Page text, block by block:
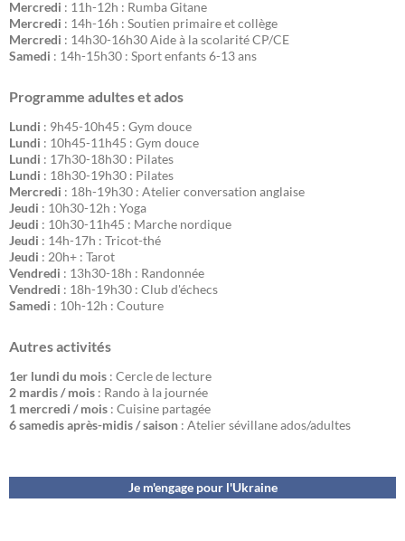
Mercredi : 11h-12h : Rumba Gitane
Mercredi : 14h-16h : Soutien primaire et collège
Mercredi : 14h30-16h30 Aide à la scolarité CP/CE
Samedi : 14h-15h30 : Sport enfants 6-13 ans
Programme adultes et ados
Lundi : 9h45-10h45 : Gym douce
Lundi : 10h45-11h45 : Gym douce
Lundi : 17h30-18h30 : Pilates
Lundi : 18h30-19h30 : Pilates
Mercredi : 18h-19h30 : Atelier conversation anglaise
Jeudi : 10h30-12h : Yoga
Jeudi : 10h30-11h45 : Marche nordique
Jeudi : 14h-17h : Tricot-thé
Jeudi : 20h+ : Tarot
Vendredi : 13h30-18h : Randonnée
Vendredi : 18h-19h30 : Club d'échecs
Samedi : 10h-12h : Couture
Autres activités
1er lundi du mois : Cercle de lecture
2 mardis / mois : Rando à la journée
1 mercredi / mois : Cuisine partagée
6 samedis après-midis / saison : Atelier sévillane ados/adultes
Je m'engage pour l'Ukraine